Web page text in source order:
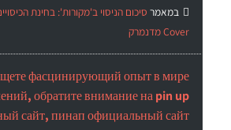
במאמר
Cover מדנמרק
фасцинирующий опыт в мире
обратите внимание на pin up
сайт, пинап официальный сайт.